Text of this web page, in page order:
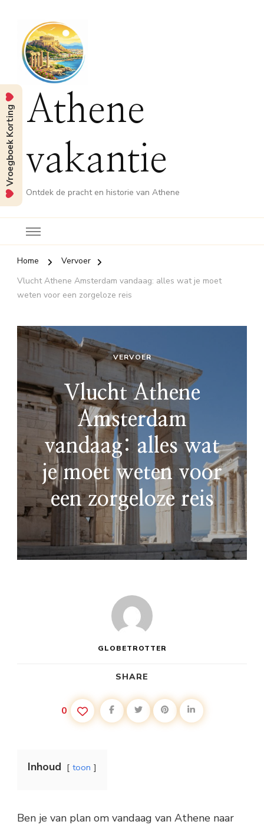
Athene
vakantie
Ontdek de pracht en historie van Athene
Home
Vervoer
Vlucht Athene Amsterdam vandaag: alles wat je moet
weten voor een zorgeloze reis
VERVOER
Vlucht Athene
Amsterdam
vandaag: alles wat
je moet weten voor
een zorgeloze reis
GLOBETROTTER
SHARE
0
Inhoud toon
Ben je van plan om vandaag van Athene naar
Vroegboek Korting